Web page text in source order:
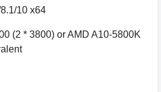
10 x64
(2 * 3800) or AMD A10-5800K